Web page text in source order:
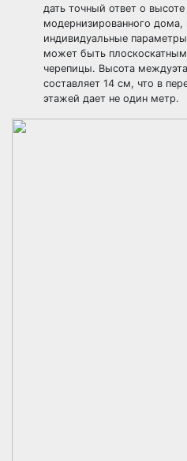
дать точный ответ о высоте
модернизированного
индивидуальные
может быть
черепицы. Высота
составляет 14 см, что в
этажей дает не один метр.